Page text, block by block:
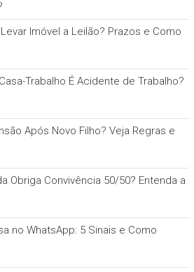
Imóvel a Leilão? Prazos e Como
Trabalho É Acidente de Trabalho?
Após Novo Filho? Veja Regras e
Obriga Convivência 50/50? Entenda a
no WhatsApp: 5 Sinais e Como